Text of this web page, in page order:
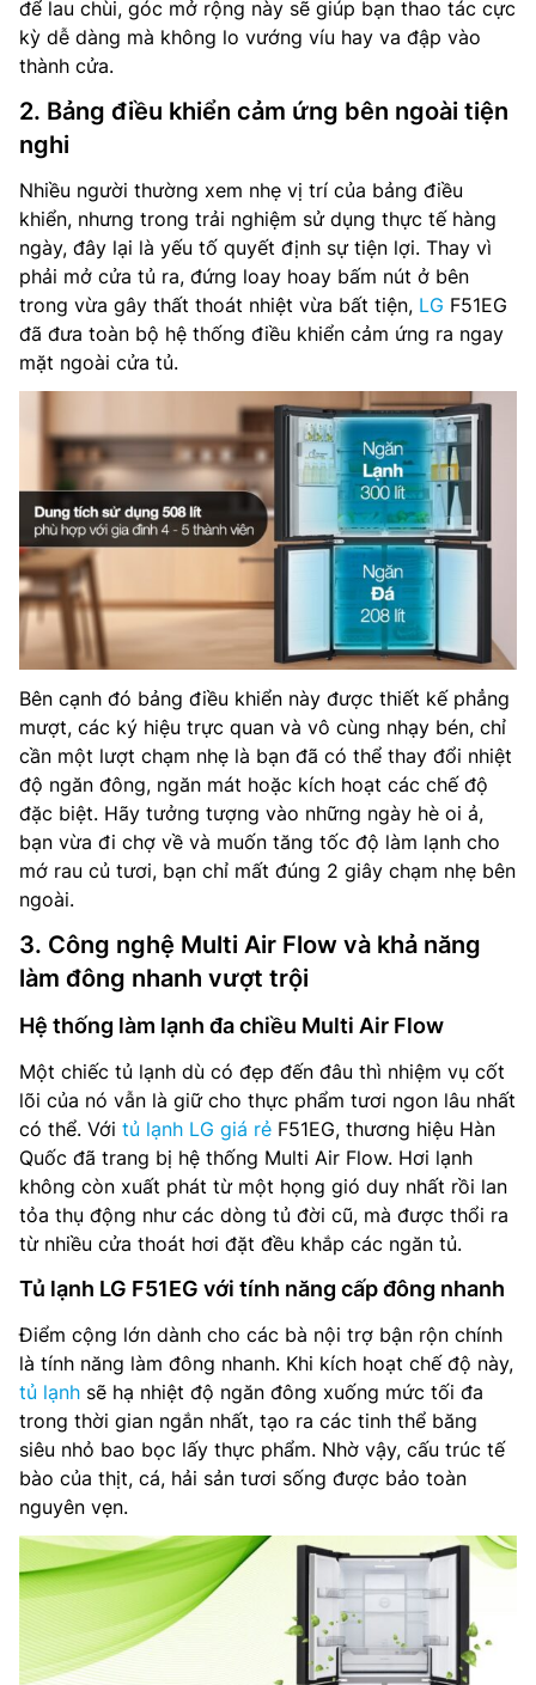
để lau chùi, góc mở rộng này sẽ giúp bạn thao tác cực
kỳ dễ dàng mà không lo vướng víu hay va đập vào
thành cửa.
2. Bảng điều khiển cảm ứng bên ngoài tiện
nghi
Nhiều người thường xem nhẹ vị trí của bảng điều
khiển, nhưng trong trải nghiệm sử dụng thực tế hàng
ngày, đây lại là yếu tố quyết định sự tiện lợi. Thay vì
phải mở cửa tủ ra, đứng loay hoay bấm nút ở bên
trong vừa gây thất thoát nhiệt vừa bất tiện, LG F51EG
đã đưa toàn bộ hệ thống điều khiển cảm ứng ra ngay
mặt ngoài cửa tủ.
Bên cạnh đó bảng điều khiển này được thiết kế phẳng
mượt, các ký hiệu trực quan và vô cùng nhạy bén, chỉ
cần một lượt chạm nhẹ là bạn đã có thể thay đổi nhiệt
độ ngăn đông, ngăn mát hoặc kích hoạt các chế độ
đặc biệt. Hãy tưởng tượng vào những ngày hè oi ả,
bạn vừa đi chợ về và muốn tăng tốc độ làm lạnh cho
mớ rau củ tươi, bạn chỉ mất đúng 2 giây chạm nhẹ bên
ngoài.
3. Công nghệ Multi Air Flow và khả năng
làm đông nhanh vượt trội
Hệ thống làm lạnh đa chiều Multi Air Flow
Một chiếc tủ lạnh dù có đẹp đến đâu thì nhiệm vụ cốt
lõi của nó vẫn là giữ cho thực phẩm tươi ngon lâu nhất
có thể. Với tủ lạnh LG giá rẻ F51EG, thương hiệu Hàn
Quốc đã trang bị hệ thống Multi Air Flow. Hơi lạnh
không còn xuất phát từ một họng gió duy nhất rồi lan
tỏa thụ động như các dòng tủ đời cũ, mà được thổi ra
từ nhiều cửa thoát hơi đặt đều khắp các ngăn tủ.
Tủ lạnh LG F51EG với tính năng cấp đông nhanh
Điểm cộng lớn dành cho các bà nội trợ bận rộn chính
là tính năng làm đông nhanh. Khi kích hoạt chế độ này,
tủ lạnh sẽ hạ nhiệt độ ngăn đông xuống mức tối đa
trong thời gian ngắn nhất, tạo ra các tinh thể băng
siêu nhỏ bao bọc lấy thực phẩm. Nhờ vậy, cấu trúc tế
bào của thịt, cá, hải sản tươi sống được bảo toàn
nguyên vẹn.